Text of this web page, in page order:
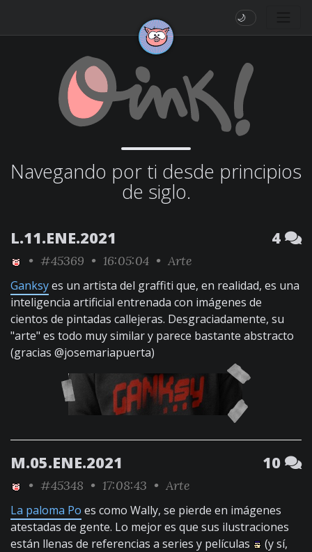
🌙
Navegando por ti desde principios
de siglo.
L.11.ENE.2021 4
• #45369 • 16:05:04 • Arte
Ganksyes un artista del graffiti que, en realidad, es una
inteligencia artificial entrenada con imágenes de
cientos de pintadas callejeras. Desgraciadamente, su
"arte" es todo muy similar y parece bastante abstracto
(gracias @josemariapuerta)
M.05.ENE.2021 10
• #45348 • 17:08:43 • Arte
La paloma Po es como Wally, se pierde en imágenes
atestadas de gente. Lo mejor es que sus ilustraciones
están llenas de referencias a series y películas
(y sí,